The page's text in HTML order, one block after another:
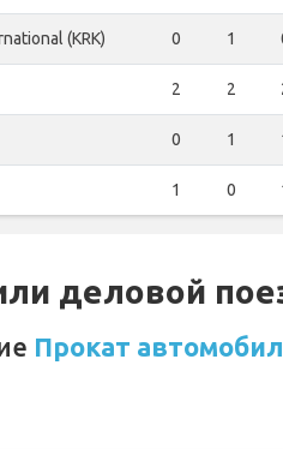
(KRK) 0 1
2 2
0 1
1 0
деловой
Прокат